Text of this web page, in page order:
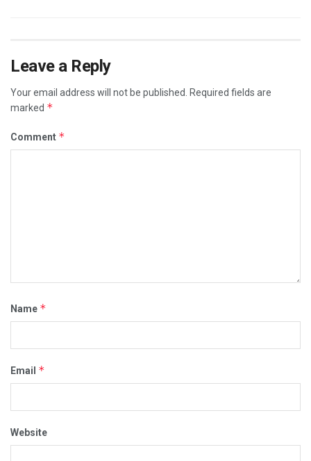
Leave a Reply
Your email address will not be published.
Required fields are
marked *
Comment *
Name *
Email *
Website